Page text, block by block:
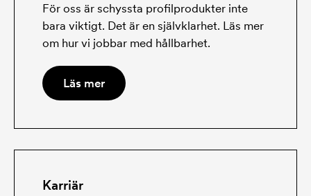
För oss är schyssta profilprodukter inte
bara viktigt. Det är en självklarhet. Läs mer
om hur vi jobbar med hållbarhet.
Läs mer
Karriär